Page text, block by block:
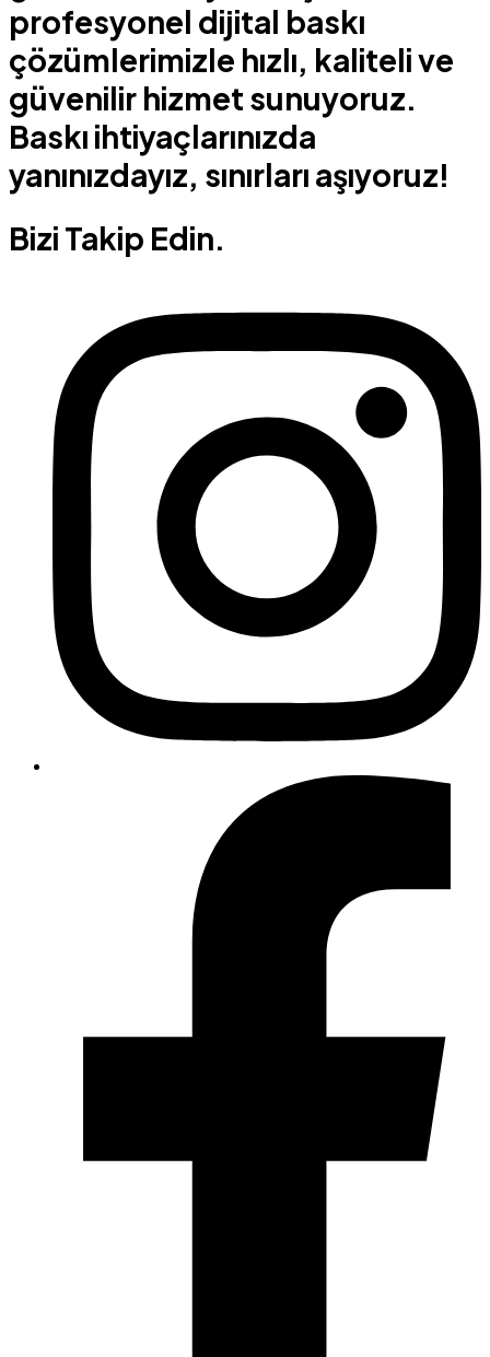
profesyonel dijital baskı
çözümlerimizle hızlı, kaliteli ve
güvenilir hizmet sunuyoruz.
Baskı ihtiyaçlarınızda
yanınızdayız, sınırları aşıyoruz!
Bizi Takip Edin.